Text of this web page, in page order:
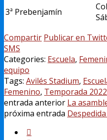
3ª Prebenjamín
Compartir Publicar en
SMS
Categories: Escuela,
equipo
Tags: Avilés Stadium,
Femenino, Temporada
entrada anterior La
próxima entrada